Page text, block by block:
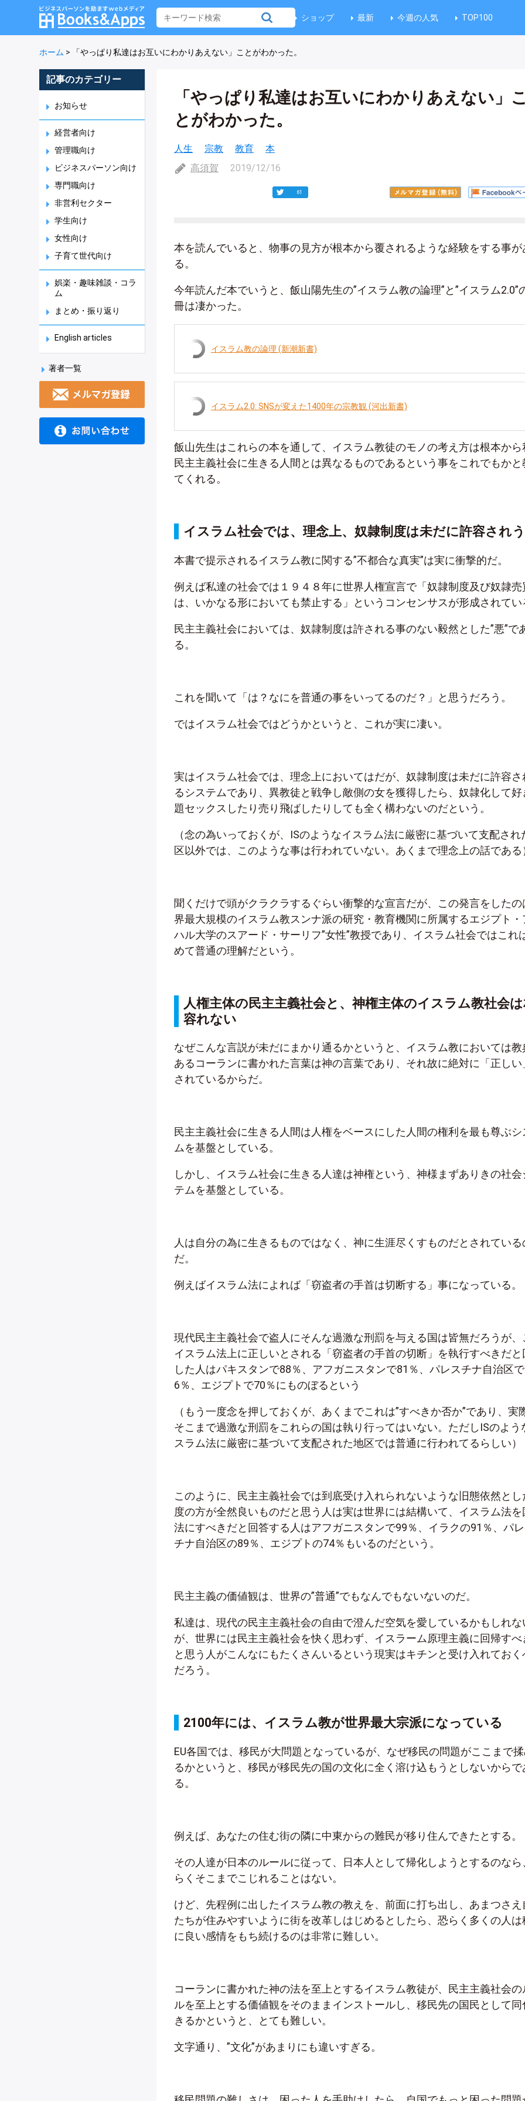
ショップ 最新 今週の人気 TOP100
ホーム > 「やっぱり私達はお互いにわかりあえない」ことがわかった。
記事のカテゴリー
お知らせ
経営者向け
管理職向け
ビジネスパーソン向け
専門職向け
非営利セクター
学生向け
女性向け
子育て世代向け
娯楽・趣味雑談・コラ
ム
まとめ・振り返り
English articles
著者一覧
「やっぱり私達はお互いにわかりあえない」こ
とがわかった。
人生 宗教 教育
本
高須賀
2019/12/16
61
本を読んでいると、物事の見方が根本から覆されるような経験をする事が
る。
今年読んだ本でいうと、飯山陽先生の”イスラム教の論理”と”イスラム2.0”
冊は凄かった。
イスラム教の論理 (新潮新書)
イスラム2.0: SNSが変えた1400年の宗教観 (河出新書)
飯山先生はこれらの本を通して、イスラム教徒のモノの考え方は根本から
民主主義社会に生きる人間とは異なるものであるという事をこれでもかと
てくれる。
イスラム社会では、理念上、奴隷制度は未だに許容され
本書で提示されるイスラム教に関する”不都合な真実”は実に衝撃的だ。
例えば私達の社会では１９４８年に世界人権宣言で「奴隷制度及び奴隷売
は、いかなる形においても禁止する」というコンセンサスが形成されてい
民主主義社会においては、奴隷制度は許される事のない毅然とした”悪”で
る。
これを聞いて「は？なにを普通の事をいってるのだ？」と思うだろう。
ではイスラム社会ではどうかというと、これが実に凄い。
実はイスラム社会では、理念上においてはだが、奴隷制度は未だに許容さ
るシステムであり、異教徒と戦争し敵側の女を獲得したら、奴隷化して好
題セックスしたり売り飛ばしたりしても全く構わないのだという。
（念の為いっておくが、ISのようなイスラム法に厳密に基づいて支配され
区以外では、このような事は行われていない。あくまで理念上の話である
聞くだけで頭がクラクラするぐらい衝撃的な宣言だが、この発言をしたの
界最大規模のイスラム教スンナ派の研究・教育機関に所属するエジプト・
ハル大学のスアード・サーリフ”女性”教授であり、イスラム社会ではこれ
めて普通の理解だという。
人権主体の民主主義社会と、神権主体のイスラム教社会は
容れない
なぜこんな言説が未だにまかり通るかというと、イスラム教においては教
あるコーランに書かれた言葉は神の言葉であり、それ故に絶対に「正しい
されているからだ。
民主主義社会に生きる人間は人権をベースにした人間の権利を最も尊ぶシ
ムを基盤としている。
しかし、イスラム社会に生きる人達は神権という、神様まずありきの社会
テムを基盤としている。
人は自分の為に生きるものではなく、神に生涯尽くすものだとされている
だ。
例えばイスラム法によれば「窃盗者の手首は切断する」事になっている。
現代民主主義社会で盗人にそんな過激な刑罰を与える国は皆無だろうが、
イスラム法上に正しいとされる「窃盗者の手首の切断」を執行すべきだと
した人はパキスタンで88％、アフガニスタンで81％、パレスチナ自治区
6％、エジプトで70％にものぼるという
（もう一度念を押しておくが、あくまでこれは”すべきか否か”であり、実
そこまで過激な刑罰をこれらの国は執り行ってはいない。ただしISのよう
スラム法に厳密に基づいて支配された地区では普通に行われてるらしい）
このように、民主主義社会では到底受け入れられないような旧態依然とし
度の方が全然良いものだと思う人は実は世界には結構いて、イスラム法を
法にすべきだと回答する人はアフガニスタンで99％、イラクの91％、パレ
チナ自治区の89％、エジプトの74％もいるのだという。
民主主義の価値観は、世界の”普通”でもなんでもないないのだ。
私達は、現代の民主主義社会の自由で澄んだ空気を愛しているかもしれな
が、世界には民主主義社会を快く思わず、イスラーム原理主義に回帰すべ
と思う人がこんなにもたくさんいるという現実はキチンと受け入れておく
だろう。
2100年には、イスラム教が世界最大宗派になっている
EU各国では、移民が大問題となっているが、なぜ移民の問題がここまで
るかというと、移民が移民先の国の文化に全く溶け込もうとしないからで
る。
例えば、あなたの住む街の隣に中東からの難民が移り住んできたとする。
その人達が日本のルールに従って、日本人として帰化しようとするのなら
らくそこまでこじれることはない。
けど、先程例に出したイスラム教の教えを、前面に打ち出し、あまつさえ
たちが住みやすいように街を改革しはじめるとしたら、恐らく多くの人は
に良い感情をもち続けるのは非常に難しい。
コーランに書かれた神の法を至上とするイスラム教徒が、民主主義社会の
ルを至上とする価値観をそのままインストールし、移民先の国民として同
きるかというと、とても難しい。
文字通り、”文化”があまりにも違いすぎる。